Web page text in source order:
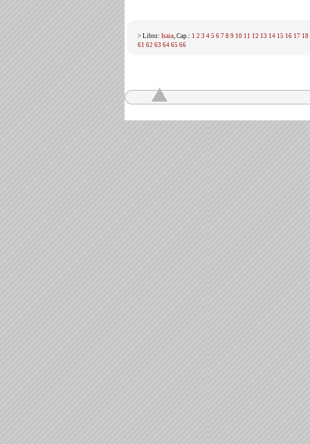
> Libro: Isaia, Cap.: 1 2 3 4 5 6 7 8 9 10 11 12 13 14 15 16 17 18
61 62 63 64 65 66